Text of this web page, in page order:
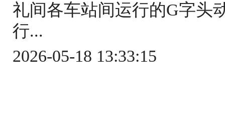
礼间各车站间运行的G字头
行...
2026-05-18 13:33:15